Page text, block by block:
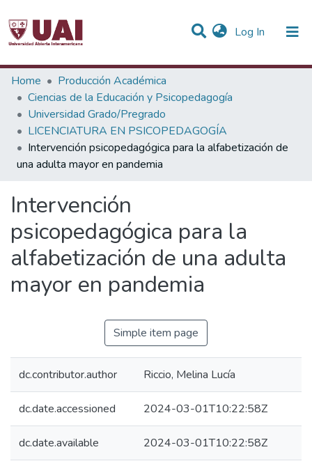
Log In (current)
Statistics
Communities & Collections
All of DSpace
Home
Producción Académica
Ciencias de la Educación y Psicopedagogía
Universidad Grado/Pregrado
LICENCIATURA EN PSICOPEDAGOGÍA
Intervención psicopedagógica para la alfabetización de
una adulta mayor en pandemia
Intervención
psicopedagógica para la
alfabetización de una adulta
mayor en pandemia
Simple item page
dc.contributor.author Riccio, Melina Lucía
dc.date.accessioned 2024-03-01T10:22:58Z
dc.date.available 2024-03-01T10:22:58Z